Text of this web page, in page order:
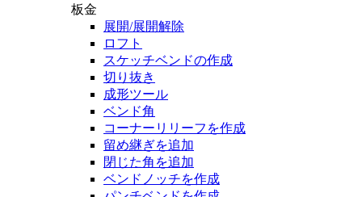
板金
展開/展開解除
ロフト
スケッチベンドの作成
切り抜き
成形ツール
ベンド角
コーナーリリーフを作成
留め継ぎを追加
閉じた角を追加
ベンドノッチを作成